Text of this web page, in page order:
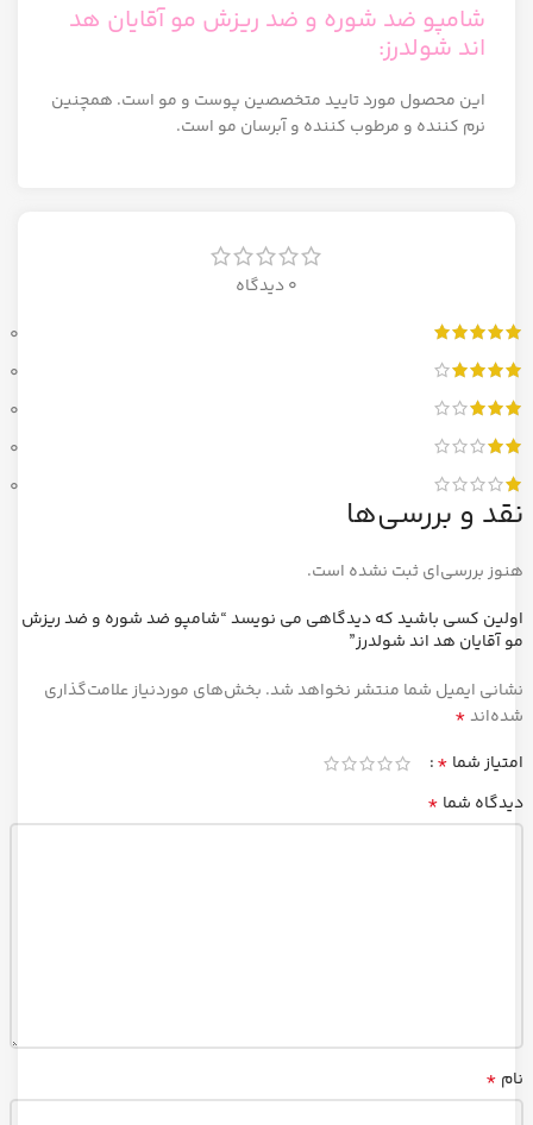
شامپو ضد شوره و ضد ریزش مو آقایان هد
اند شولدرز:
این محصول مورد تایید متخصصین پوست و مو است. همچنین
نرم کننده و مرطوب کننده و آبرسان مو است.
0 دیدگاه
0
0
0
0
0
نقد و بررسی‌ها
هنوز بررسی‌ای ثبت نشده است.
اولین کسی باشید که دیدگاهی می نویسد “شامپو ضد شوره و ضد ریزش
مو آقایان هد اند شولدرز”
نشانی ایمیل شما منتشر نخواهد شد. بخش‌های موردنیاز علامت‌گذاری
شده‌اند*
امتیاز شما *
دیدگاه شما *
نام *